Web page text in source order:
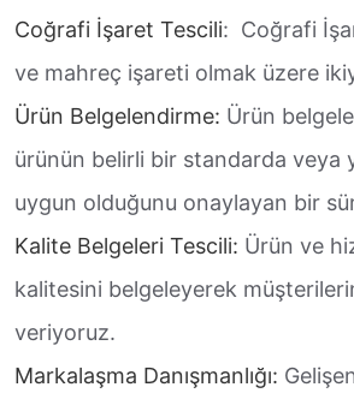
Coğrafi İşaret Tescili: Coğrafi
ve mahreç işareti olmak üzere
Ürün Belgelendirme: Ürün
ürünün belirli bir standarda veya
uygun olduğunu onaylayan bir
Kalite Belgeleri Tescili: Ürün ve
kalitesini belgeleyerek
veriyoruz.
Markalaşma Danışmanlığı: